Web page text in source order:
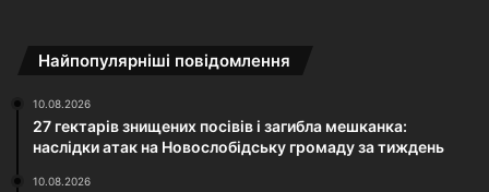
Найпопулярніші повідомлення
10.08.2026
27 гектарів знищених посівів і загибла мешканка:
наслідки атак на Новослобідську громаду за тиждень
10.08.2026